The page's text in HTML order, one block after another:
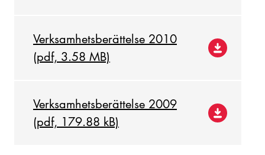
Verksamhetsberättelse 2010
(pdf, 3.58 MB)
Verksamhetsberättelse 2009
(pdf, 179.88 kB)